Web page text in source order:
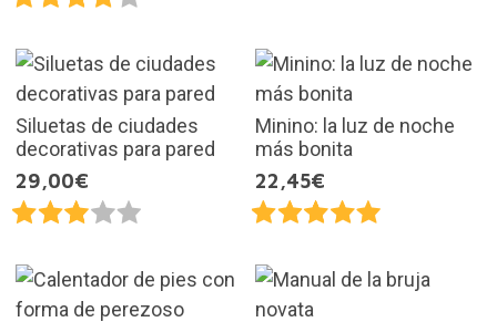
Siluetas de ciudades
decorativas para pared
29,00€
Minino: la luz de noche
más bonita
22,45€